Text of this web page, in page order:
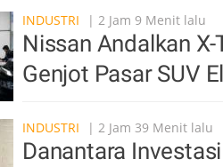
INDUSTRI | 2 Jam 9 Menit lalu
Nissan Andalkan
Genjot Pasar SUV
INDUSTRI | 2 Jam 39 Menit lalu
Danantara